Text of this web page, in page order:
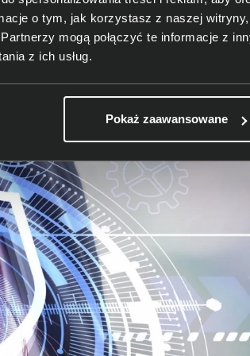
o tym, jak korzystasz z naszej
mogą połączyć te informacje z
z ich usług.
Pokaż zaawansowane
połączenia z internetem.
mobilnych. Dzięki niemu można być